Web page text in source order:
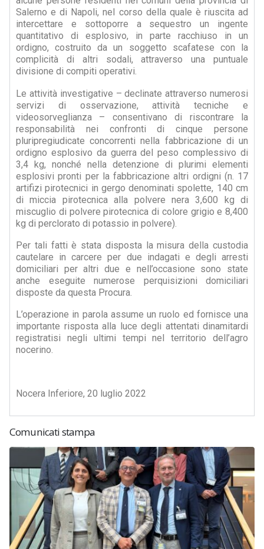
Salerno e di Napoli, nel corso della quale è riuscita ad
intercettare e sottoporre a sequestro un ingente
quantitativo di esplosivo, in parte racchiuso in un
ordigno, costruito da un soggetto scafatese con la
complicità di altri sodali, attraverso una puntuale
divisione di compiti operativi.
Le attività investigative – declinate attraverso numerosi
servizi di osservazione, attività tecniche e
videosorveglianza – consentivano di riscontrare la
responsabilità nei confronti di cinque persone
pluripregiudicate concorrenti nella fabbricazione di un
ordigno esplosivo da guerra del peso complessivo di
3,4 kg, nonché nella detenzione di plurimi elementi
esplosivi pronti per la fabbricazione altri ordigni (n. 17
artifizi pirotecnici in gergo denominati spolette, 140 cm
di miccia pirotecnica alla polvere nera 3,600 kg di
miscuglio di polvere pirotecnica di colore grigio e 8,400
kg di perclorato di potassio in polvere).
Per tali fatti è stata disposta la misura della custodia
cautelare in carcere per due indagati e degli arresti
domiciliari per altri due e nell’occasione sono state
anche eseguite numerose perquisizioni domiciliari
disposte da questa Procura.
L’operazione in parola assume un ruolo ed fornisce una
importante risposta alla luce degli attentati dinamitardi
registratisi negli ultimi tempi nel territorio dell’agro
nocerino.
Nocera Inferiore, 20 luglio 2022
Comunicati stampa